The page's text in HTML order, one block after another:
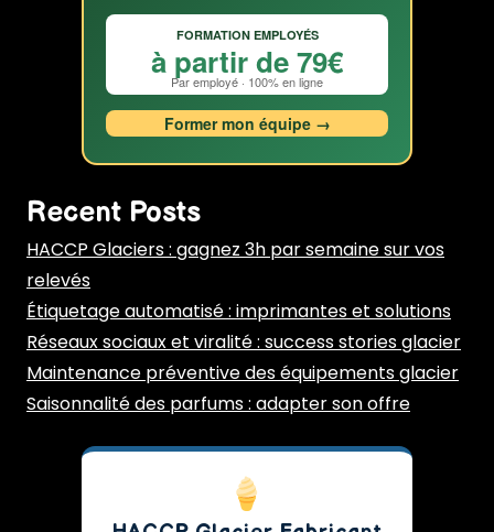
FORMATION EMPLOYÉS
à partir de 79€
Par employé · 100% en ligne
Former mon équipe →
Recent Posts
HACCP Glaciers : gagnez 3h par semaine sur vos
relevés
Étiquetage automatisé : imprimantes et solutions
Réseaux sociaux et viralité : success stories glacier
Maintenance préventive des équipements glacier
Saisonnalité des parfums : adapter son offre